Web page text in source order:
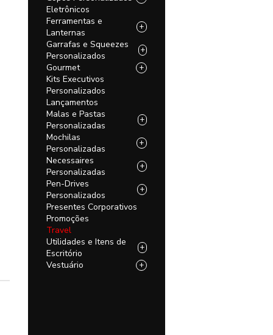
Eletrônicos
Ferramentas e
Lanternas
+
Garrafas e Squeezes
Personalizados
+
Gourmet +
Kits Executivos
Personalizados
Lançamentos
Malas e Pastas
Personalizadas
+
Mochilas
Personalizadas
+
Necessaires
Personalizadas
+
Pen-Drives
Personalizados
+
Presentes Corporativos
Promoções
Travel
Utilidades e Itens de
Escritório
+
Vestuário +